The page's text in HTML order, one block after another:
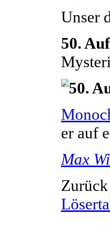
Unser
50.
er auf
Max